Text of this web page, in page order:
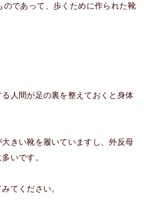
であって、歩くために作られた靴
人間が足の裏を整えておくと身体
きい靴を履いていますし、外反母
いです。
てください。